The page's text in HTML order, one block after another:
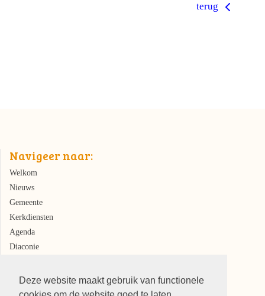
Deze website maakt gebruik van functionele
terug
Navigeer naar:
Welkom
Nieuws
Gemeente
Kerkdiensten
Agenda
Diaconie